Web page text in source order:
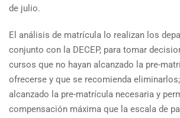
de julio.
El análisis de matrícula lo realizan los
conjunto con la DECEP, para tomar
cursos que no hayan alcanzado la pre-
ofrecerse y que se recomienda
alcanzado la pre-matrícula necesaria y
compensación máxima que la escala de